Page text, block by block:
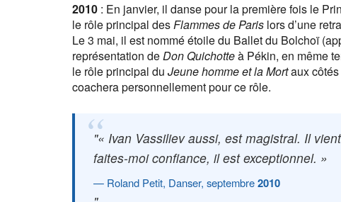
2010 : En janvier, il danse pour la première fois le
le rôle principal desFlammes de Paris lors d’une
Le 3 mai, il est nommé étoile du Ballet du Bolchoï
représentation deDon Quichotteà Pékin, en même
le rôle principal du Jeune homme et la Mortaux
coachera personnellement pour ce rôle.
« Ivan Vassiliev aussi, est magistral. Il
faites-moi confiance, il est exceptionnel. »
Roland Petit, Danser, septembre2010